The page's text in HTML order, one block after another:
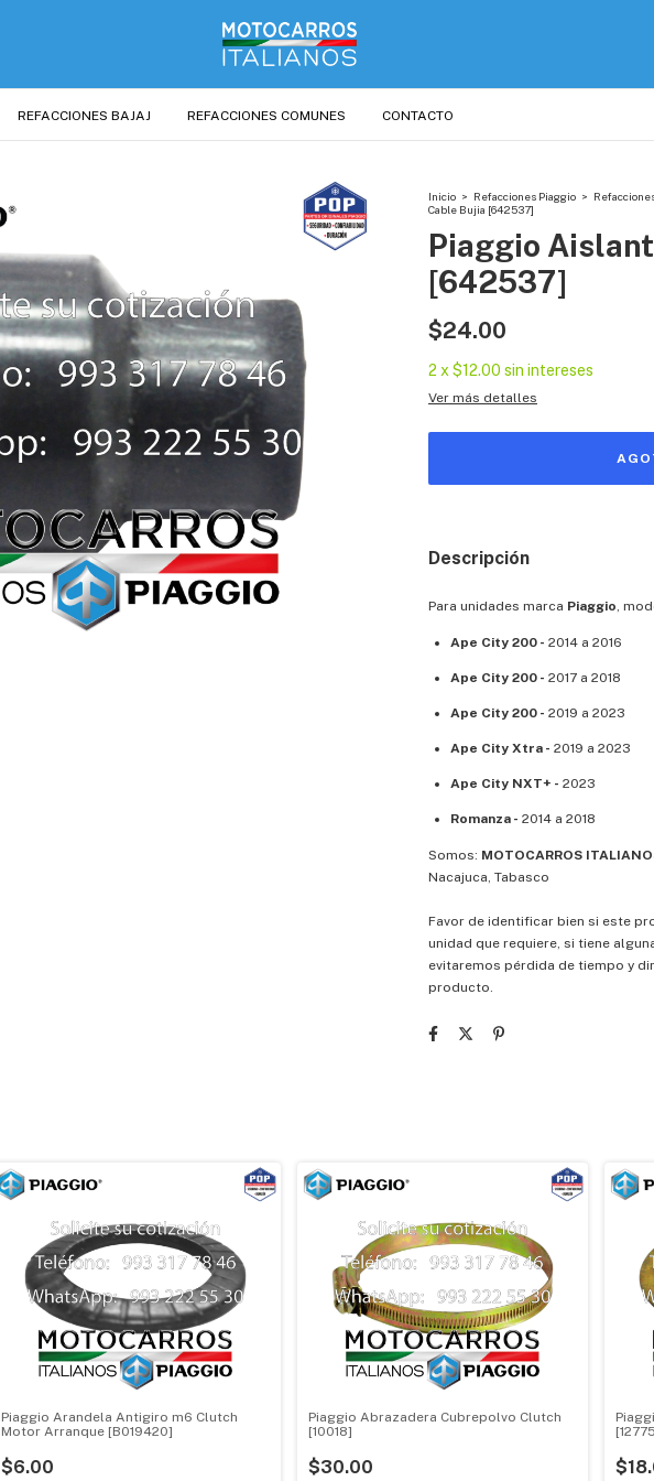
REFACCIONES BAJAJ REFACCIONES COMUNES CONTACTO
Inicio > Refacciones Piaggio >
Cable Bujia [642537]
Piaggio
[642537]
$24.00
2 x $12.00 sin intereses
Ver más detalles
Descripción
Para unidades marca Piaggio,
Ape City 200 - 2014 a 2016
Ape City 200 - 2017 a 2018
Ape City 200 - 2019 a 2023
Ape City Xtra - 2019 a 2023
Ape City NXT+ - 2023
Romanza - 2014 a 2018
Somos: MOTOCARROS
Nacajuca, Tabasco
Favor de identificar bien si este
unidad que requiere, si tiene
evitaremos pérdida de tiempo y
producto.
Piaggio Arandela Antigiro m6 Clutch
Motor Arranque [B019420]
$6.00
Piaggio Abrazadera Cubrepolvo Clutch
[10018]
$30.00